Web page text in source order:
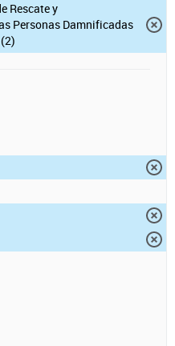
Rescate y
Personas Damnificadas